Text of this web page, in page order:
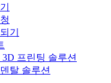
기
프린팅 솔루션
탈 솔루션